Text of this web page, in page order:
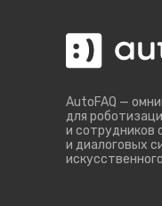
AutoFAQ —
для
и сотрудников
и диалоговых